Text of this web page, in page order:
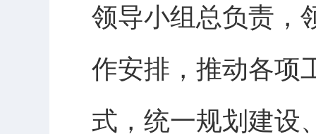
领导小组总负责，
作安排，推动各项
式，统一规划建设